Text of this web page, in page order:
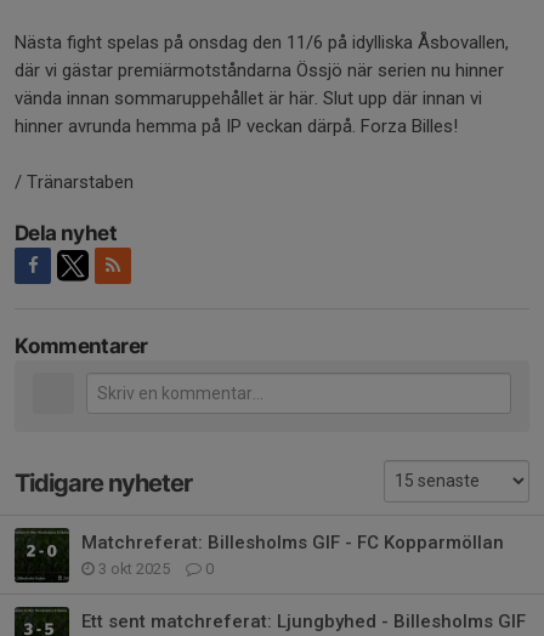
Nästa fight spelas på onsdag den 11/6 på idylliska Åsbovallen,
där vi gästar premiärmotståndarna Össjö när serien nu hinner
vända innan sommaruppehållet är här. Slut upp där innan vi
hinner avrunda hemma på IP veckan därpå. Forza Billes!
/ Tränarstaben
Dela nyhet
Kommentarer
Tidigare nyheter
Matchreferat: Billesholms GIF - FC Kopparmöllan
3 okt 2025 0
Ett sent matchreferat: Ljungbyhed - Billesholms GIF